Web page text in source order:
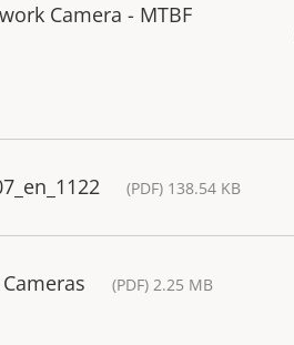
Camera - MTBF
(PDF) 138.54 KB
(PDF) 2.25 MB